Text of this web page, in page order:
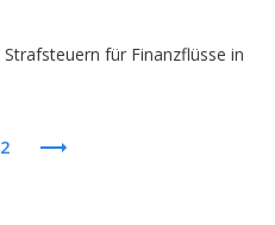
Strafsteuern für Finanzflüsse in
2